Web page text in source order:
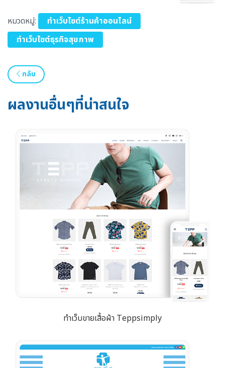
หมวดหมู่:
ทำเว็บไซต์ร้านค้าออนไลน์
ทำเว็บไซต์ธุรกิจสุขภาพ
กลับ
ผลงานอื่นๆที่น่าสนใจ
ทำเว็บขายเสื้อผ้า Teppsimply